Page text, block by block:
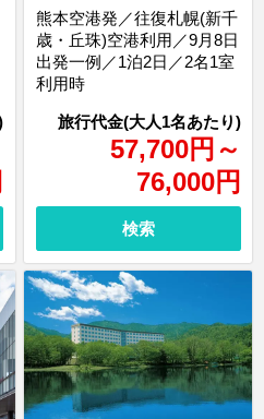
57,700円 ～
76,000円
熊本空港発／往復札幌(新千
歳・丘珠)空港利用／9月8日
出発一例／1泊2日／2名1室
利用時
検索